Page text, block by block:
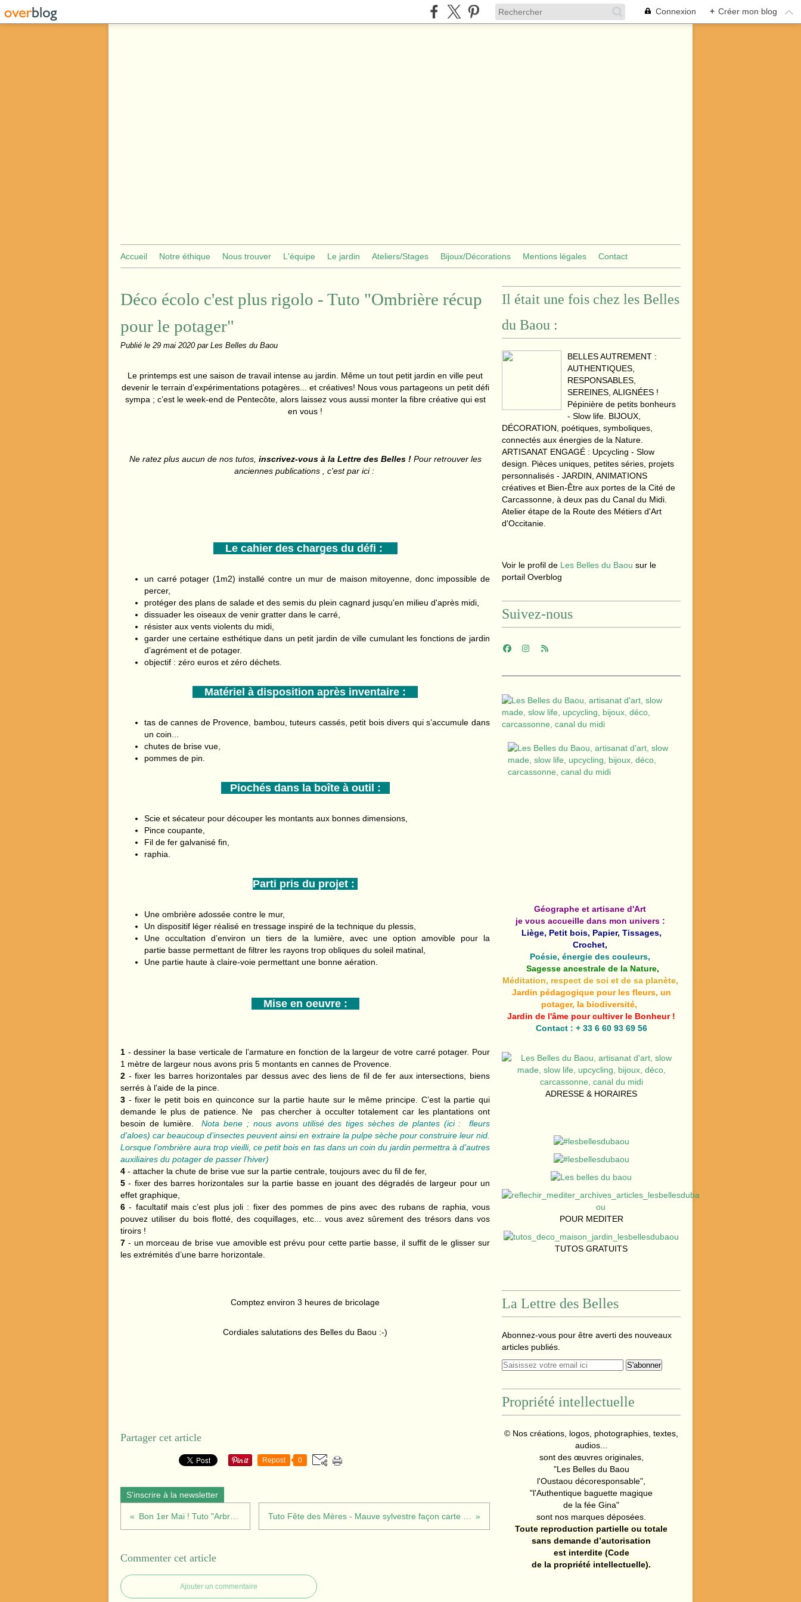
Connexion + Créer mon blog
Accueil Notre éthique Nous trouver L'équipe Le jardin Ateliers/Stages Bijoux/Décorations Mentions légales Contact
Déco écolo c'est plus rigolo - Tuto "Ombrière récup
pour le potager"
Publié le 29 mai 2020 par Les Belles du Baou
Le printemps est une saison de travail intense au jardin. Même un tout petit jardin en ville peut
devenir le terrain d’expérimentations potagères... et créatives! Nous vous partageons un petit défi
sympa ; c’est le week-end de Pentecôte, alors laissez vous aussi monter la fibre créative qui est
en vous !
Ne ratez plus aucun de nos tutos, inscrivez-vous à la Lettre des Belles ! Pour retrouver les
anciennes publications , c'est par ici :
Le cahier des charges du défi :
un carré potager (1m2) installé contre un mur de maison mitoyenne, donc impossible de
percer,
protéger des plans de salade et des semis du plein cagnard jusqu'en milieu d'après midi,
dissuader les oiseaux de venir gratter dans le carré,
résister aux vents violents du midi,
garder une certaine esthétique dans un petit jardin de ville cumulant les fonctions de jardin
d’agrément et de potager.
objectif : zéro euros et zéro déchets.
Matériel à disposition après inventaire :
tas de cannes de Provence, bambou, tuteurs cassés, petit bois divers qui s’accumule dans
un coin...
chutes de brise vue,
pommes de pin.
Piochés dans la boîte à outil :
Scie et sécateur pour découper les montants aux bonnes dimensions,
Pince coupante,
Fil de fer galvanisé fin,
raphia.
Parti pris du projet :
Une ombrière adossée contre le mur,
Un dispositif léger réalisé en tressage inspiré de la technique du plessis,
Une occultation d’environ un tiers de la lumière, avec une option amovible pour la
partie basse permettant de filtrer les rayons trop obliques du soleil matinal,
Une partie haute à claire-voie permettant une bonne aération.
Mise en oeuvre :
1 - dessiner la base verticale de l’armature en fonction de la largeur de votre carré potager. Pour
1 mètre de largeur nous avons pris 5 montants en cannes de Provence.
2 - fixer les barres horizontales par dessus avec des liens de fil de fer aux intersections, biens
serrés à l'aide de la pince.
3 - fixer le petit bois en quinconce sur la partie haute sur le même principe. C’est la partie qui
demande le plus de patience. Ne pas chercher à occulter totalement car les plantations ont
besoin de lumière.
Nota bene ; nous avons utilisé des tiges sèches de plantes (ici : fleurs
d’aloes) car beaucoup d’insectes peuvent ainsi en extraire la pulpe sèche pour construire leur nid.
Lorsque l’ombrière aura trop vieilli, ce petit bois en tas dans un coin du jardin permettra à d’autres
auxiliaires du potager de passer l’hiver)
4 - attacher la chute de brise vue sur la partie centrale, toujours avec du fil de fer,
5 - fixer des barres horizontales sur la partie basse en jouant des dégradés de largeur pour un
effet graphique,
6 - facultatif mais c’est plus joli : fixer des pommes de pins avec des rubans de raphia, vous
pouvez utiliser du bois flotté, des coquillages, etc... vous avez sûrement des trésors dans vos
tiroirs !
7 - un morceau de brise vue amovible est prévu pour cette partie basse, il suffit de le glisser sur
les extrémités d’une barre horizontale.
Comptez environ 3 heures de bricolage
Cordiales salutations des Belles du Baou :-)
Partager cet article
Repost 0
S'inscrire à la newsletter
Commenter cet article
Ajouter un commentaire
Il était une fois chez les Belles
du Baou :
BELLES AUTREMENT :
AUTHENTIQUES,
RESPONSABLES,
SEREINES, ALIGNÉES !
Pépinière de petits bonheurs
- Slow life. BIJOUX,
DÉCORATION, poétiques, symboliques,
connectés aux énergies de la Nature.
ARTISANAT ENGAGÉ : Upcycling - Slow
design. Pièces uniques, petites séries, projets
personnalisés - JARDIN, ANIMATIONS
créatives et Bien-Être aux portes de la Cité de
Carcassonne, à deux pas du Canal du Midi.
Atelier étape de la Route des Métiers d'Art
d'Occitanie.
Voir le profil de Les Belles du Baou sur le
portail Overblog
Suivez-nous
Géographe et artisane d'Art
je vous accueille dans mon univers :
Liège, Petit bois, Papier, Tissages,
Crochet,
Poésie, énergie des couleurs,
Sagesse ancestrale de la Nature,
Méditation, respect de soi et de sa planète,
Jardin pédagogique pour les fleurs, un
potager, la biodiversité,
Jardin de l'âme pour cultiver le Bonheur !
Contact : + 33 6 60 93 69 56
ADRESSE & HORAIRES
POUR MEDITER
TUTOS GRATUITS
La Lettre des Belles
Abonnez-vous pour être averti des nouveaux
articles publiés.
Propriété intellectuelle
© Nos créations, logos, photographies, textes,
audios...
sont des œuvres originales,
"Les Belles du Baou
l'Oustaou décoresponsable",
"l'Authentique baguette magique
de la fée Gina"
sont nos marques déposées.
Toute reproduction partielle ou totale
sans demande d’autorisation
est interdite (Code
de la propriété intellectuelle).